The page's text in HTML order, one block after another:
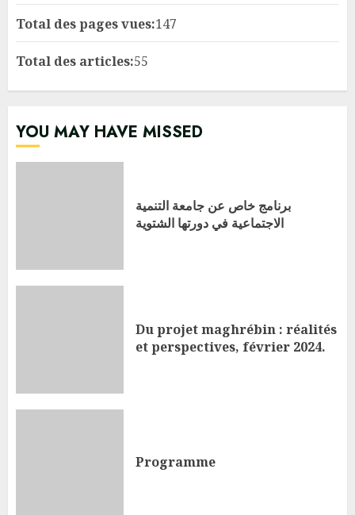
Total des pages vues:147
Total des articles:55
YOU MAY HAVE MISSED
برنامج خاص عن جامعة التنمية
الاجتماعية في دورتها الشتوية
Du projet maghrébin : réalités
et perspectives, février 2024.
Programme